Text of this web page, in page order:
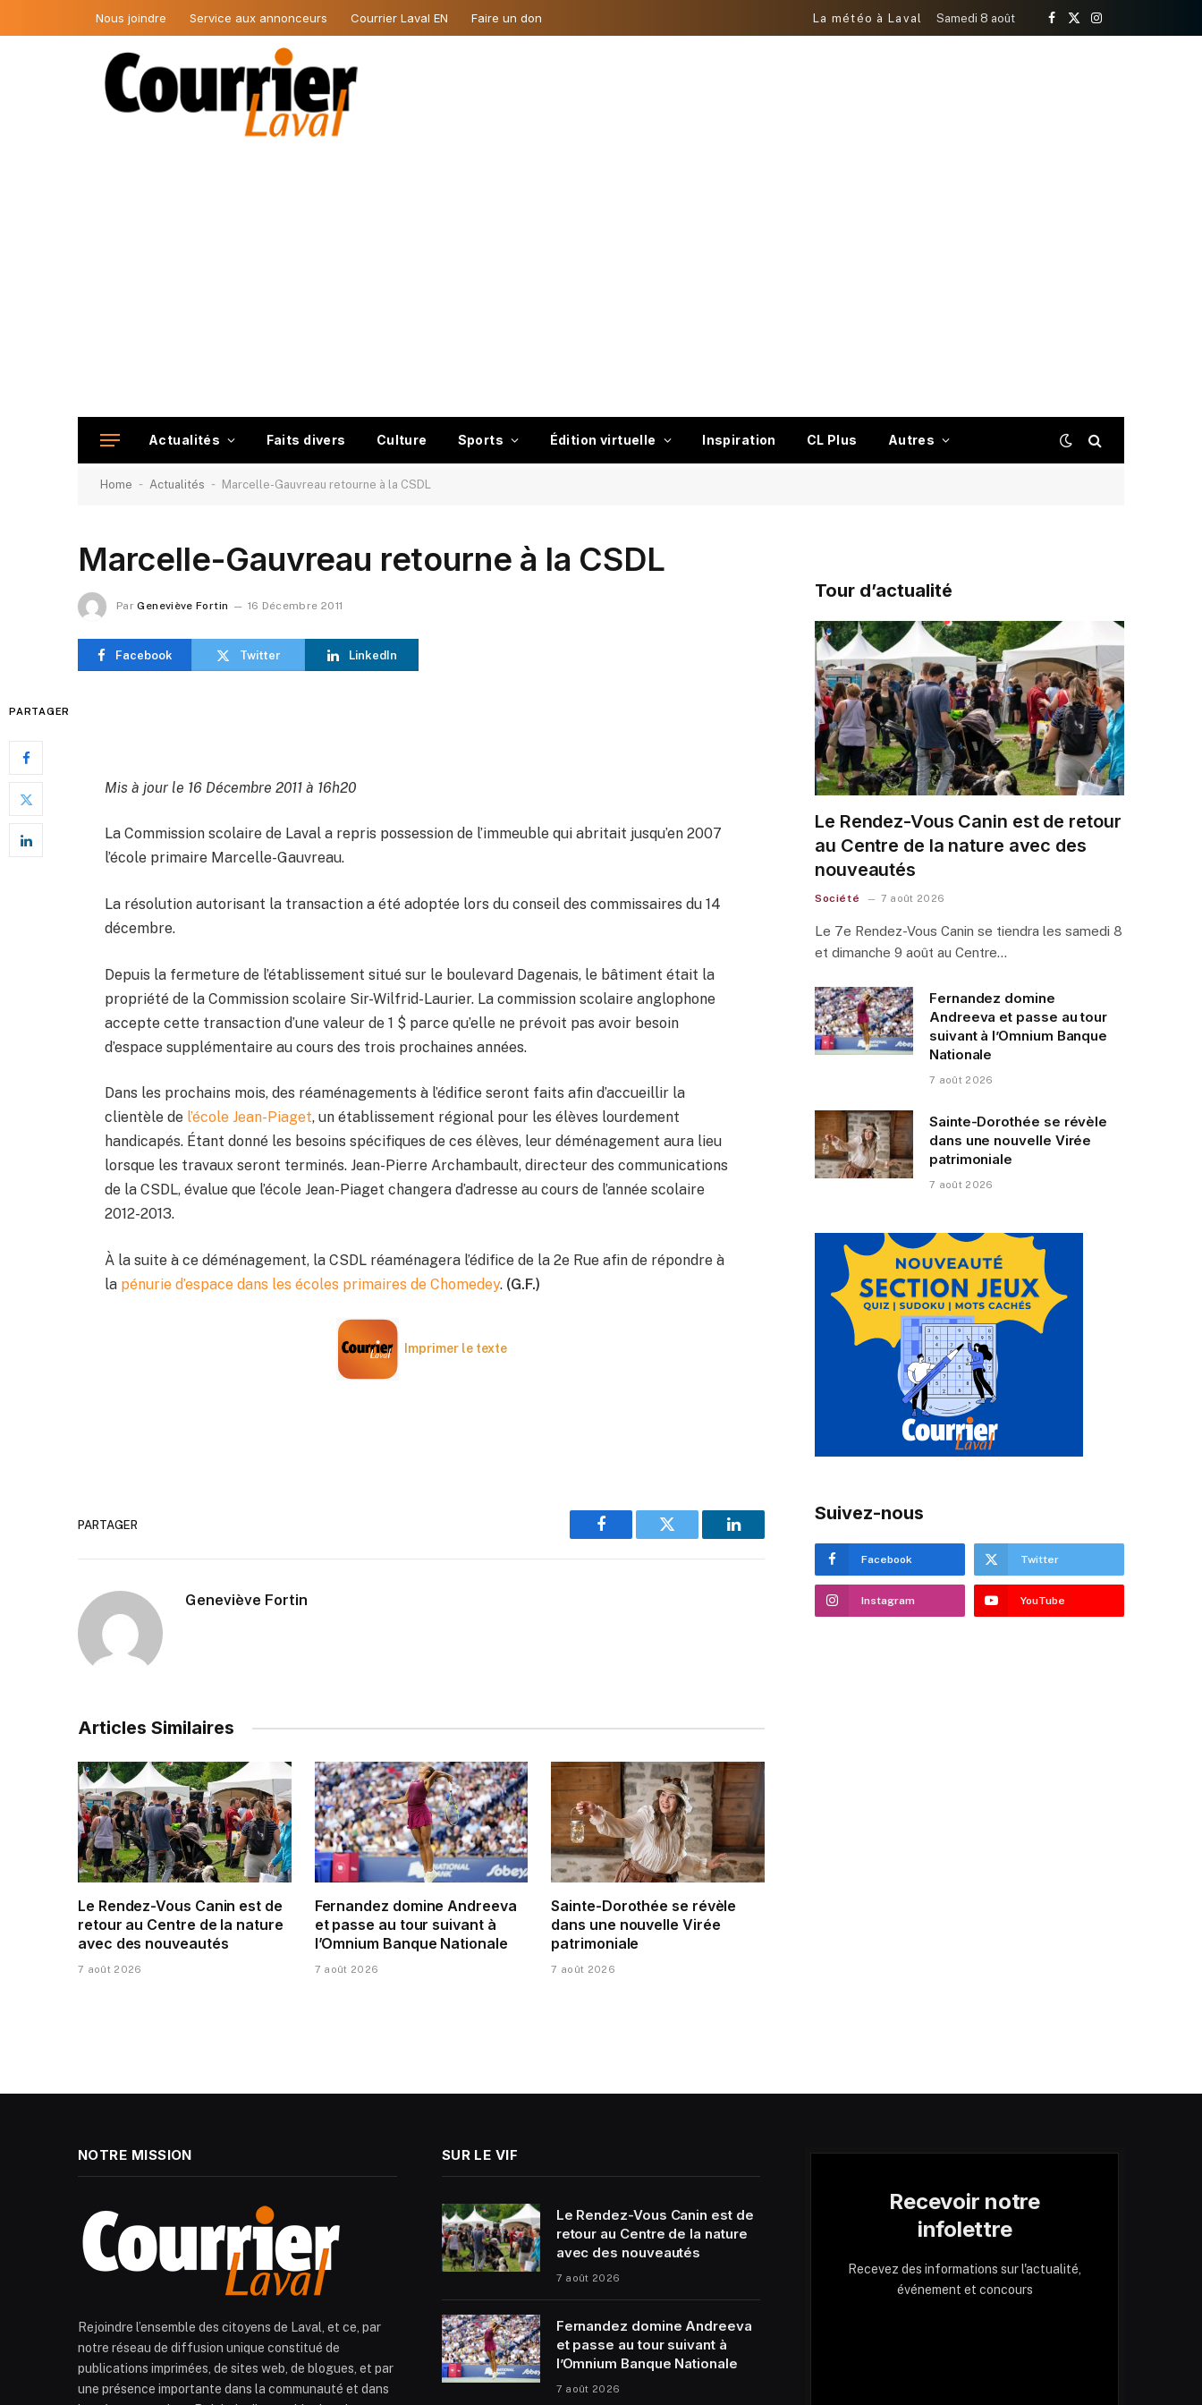
Nous joindre Service aux annonceurs Courrier Laval EN Faire un don La météo à Laval Samedi 8 août
Facebook
X
Instagram
Actualités Faits divers Culture Sports Édition virtuelle Inspiration CL Plus Autres
Home - Actualités - Marcelle-Gauvreau retourne à la CSDL
Marcelle-Gauvreau retourne à la CSDL
Par Geneviève Fortin 16 Décembre 2011
Facebook Twitter LinkedIn
PARTAGER
Mis à jour le 16 Décembre 2011 à 16h20
La Commission scolaire de Laval a repris possession de l’immeuble qui abritait jusqu’en 2007
l’école primaire Marcelle-Gauvreau.
La résolution autorisant la transaction a été adoptée lors du conseil des commissaires du 14
décembre.
Depuis la fermeture de l’établissement situé sur le boulevard Dagenais, le bâtiment était la
propriété de la Commission scolaire Sir-Wilfrid-Laurier. La commission scolaire anglophone
accepte cette transaction d’une valeur de 1 $ parce qu’elle ne prévoit pas avoir besoin
d’espace supplémentaire au cours des trois prochaines années.
Dans les prochains mois, des réaménagements à l’édifice seront faits afin d’accueillir la
clientèle de l’école Jean-Piaget, un établissement régional pour les élèves lourdement
handicapés. Étant donné les besoins spécifiques de ces élèves, leur déménagement aura lieu
lorsque les travaux seront terminés. Jean-Pierre Archambault, directeur des communications
de la CSDL, évalue que l’école Jean-Piaget changera d’adresse au cours de l’année scolaire
2012-2013.
À la suite à ce déménagement, la CSDL réaménagera l’édifice de la 2e Rue afin de répondre à
la pénurie d’espace dans les écoles primaires de Chomedey. (G.F.)
Imprimer le texte
PARTAGER
Facebook Twitter LinkedIn
Geneviève Fortin
Articles Similaires
Le Rendez-Vous Canin est de
retour au Centre de la nature
avec des nouveautés
7 août 2026
Fernandez domine Andreeva
et passe au tour suivant à
l’Omnium Banque Nationale
7 août 2026
Sainte-Dorothée se révèle
dans une nouvelle Virée
patrimoniale
7 août 2026
Tour d’actualité
Le Rendez-Vous Canin est de retour
au Centre de la nature avec des
nouveautés
Société 7 août 2026
Le 7e Rendez-Vous Canin se tiendra les samedi 8
et dimanche 9 août au Centre…
Fernandez domine
Andreeva et passe au tour
suivant à l’Omnium Banque
Nationale
7 août 2026
Sainte-Dorothée se révèle
dans une nouvelle Virée
patrimoniale
7 août 2026
Suivez-nous
Facebook Twitter
Instagram YouTube
NOTRE MISSION
Rejoindre l’ensemble des citoyens de Laval, et ce, par
notre réseau de diffusion unique constitué de
publications imprimées, de sites web, de blogues, et par
une présence importante dans la communauté et dans
SUR LE VIF
Le Rendez-Vous Canin est de
retour au Centre de la nature
avec des nouveautés
7 août 2026
Fernandez domine Andreeva
et passe au tour suivant à
l’Omnium Banque Nationale
7 août 2026
Recevoir notre
infolettre
Recevez des informations sur l'actualité,
événement et concours